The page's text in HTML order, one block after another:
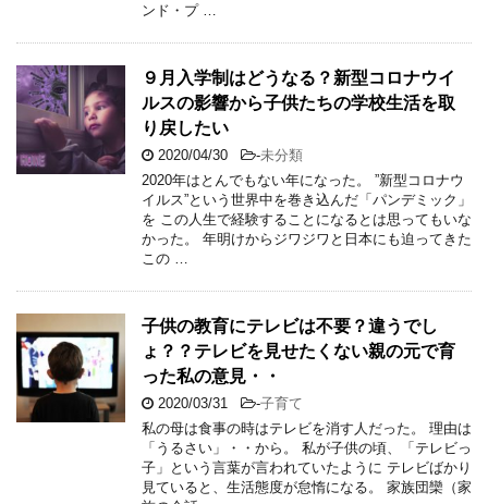
ンド・プ …
９月入学制はどうなる？新型コロナウイ
ルスの影響から子供たちの学校生活を取
り戻したい
2020/04/30 -未分類
2020年はとんでもない年になった。 ”新型コロナウ
イルス”という世界中を巻き込んだ「パンデミック」
を この人生で経験することになるとは思ってもいな
かった。 年明けからジワジワと日本にも迫ってきた
この …
子供の教育にテレビは不要？違うでし
ょ？？テレビを見せたくない親の元で育
った私の意見・・
2020/03/31 -子育て
私の母は食事の時はテレビを消す人だった。 理由は
「うるさい」・・から。 私が子供の頃、「テレビっ
子」という言葉が言われていたように テレビばかり
見ていると、生活態度が怠惰になる。 家族団欒（家